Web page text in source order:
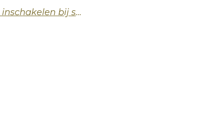
In 3 stappen het denkende brein inschakelen bij stress